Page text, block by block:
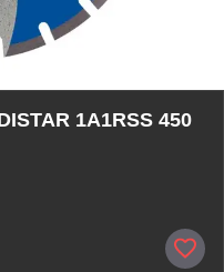
1A1RSS 450